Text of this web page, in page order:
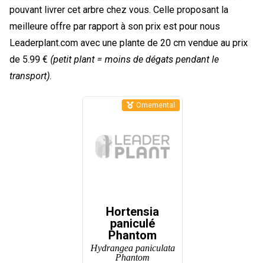
pouvant livrer cet arbre chez vous. Celle proposant la
meilleure offre par rapport à son prix est pour nous
Leaderplant.com avec une plante de 20 cm vendue au prix
de 5.99 € (petit plant = moins de dégats pendant le
transport).
Hortensia
paniculé
Phantom
Hydrangea paniculata
Phantom
Ornemental